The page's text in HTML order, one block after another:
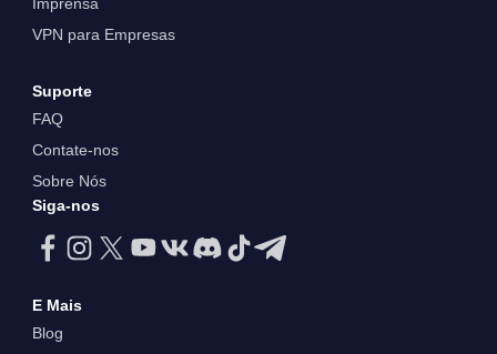
VPN para Empresas
Suporte
FAQ
Contate-nos
Sobre Nós
Siga-nos
E Mais
Blog